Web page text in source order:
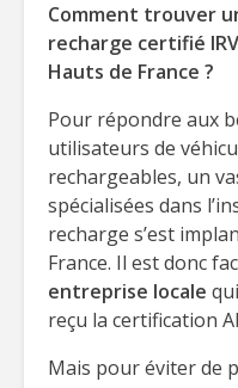
Comment trouver
recharge certifié
Hauts de France ?
Pour répondre aux
utilisateurs de
rechargeables, un
spécialisées dans
recharge s’est
France. Il est donc
entreprise locale
reçu la certification
Mais pour éviter de